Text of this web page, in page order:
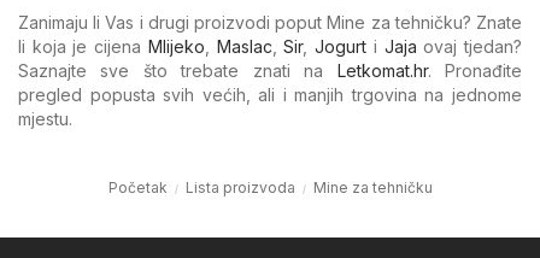
Zanimaju li Vas i drugi proizvodi poput Mine za tehničku? Znate
li koja je cijena Mlijeko Maslac ,Sir,Jogurt i Jaja ovaj tjedan?
Saznajte sve što trebate znati na Letkomat.hr. Pronađite
pregled popusta svih većih, ali i manjih trgovina na jednome
mjestu.
Početak Lista proizvoda Mine za tehničku